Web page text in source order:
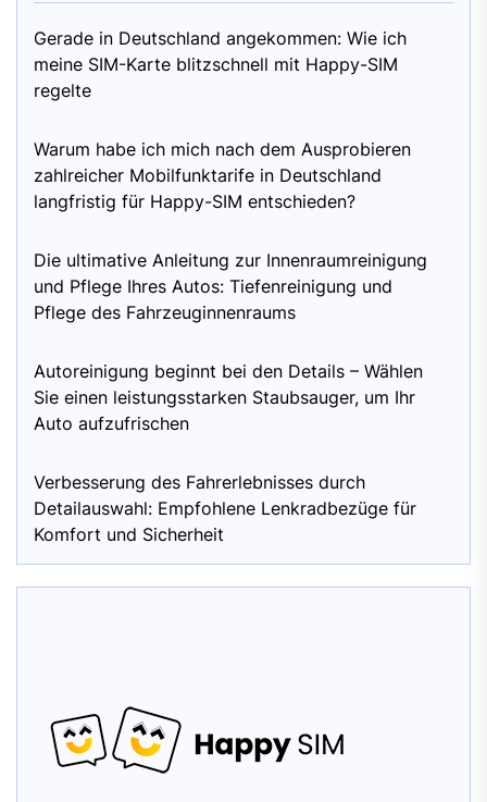
Gerade in Deutschland angekommen: Wie ich
meine SIM-Karte blitzschnell mit Happy-SIM
regelte
Warum habe ich mich nach dem Ausprobieren
zahlreicher Mobilfunktarife in Deutschland
langfristig für Happy-SIM entschieden?
Die ultimative Anleitung zur Innenraumreinigung
und Pflege Ihres Autos: Tiefenreinigung und
Pflege des Fahrzeuginnenraums
Autoreinigung beginnt bei den Details – Wählen
Sie einen leistungsstarken Staubsauger, um Ihr
Auto aufzufrischen
Verbesserung des Fahrerlebnisses durch
Detailauswahl: Empfohlene Lenkradbezüge für
Komfort und Sicherheit